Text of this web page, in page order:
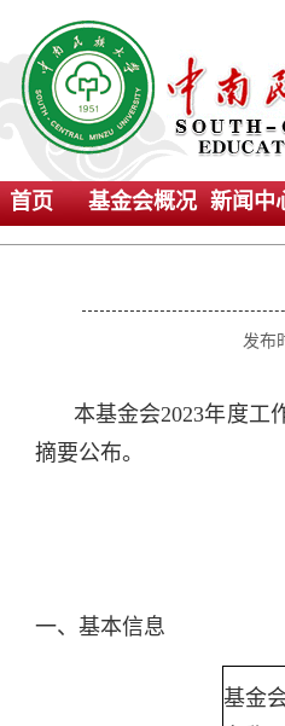
首页 基金会概况 新闻中
发布
本基金会2023年度工
摘要公布。
一、基本信息
基金